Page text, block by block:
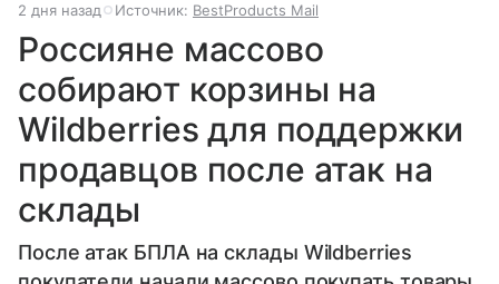
2 дня назад Источник: BestProducts Mail
Россияне массово
собирают корзины на
Wildberries для поддержки
продавцов после атак на
склады
После атак БПЛА на склады Wildberries